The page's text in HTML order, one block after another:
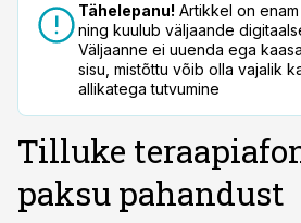
Tähelepanu! Artikkel on
ning kuulub väljaande
Väljaanne ei uuenda ega
sisu, mistõttu võib olla vajalik
allikatega tutvumine
Tilluke
paksu pahandust